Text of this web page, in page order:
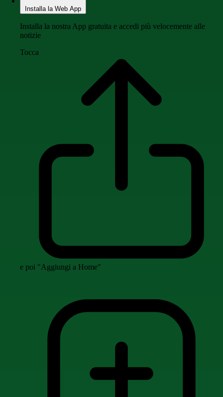
Installa la Web App
Installa la nostra App gratuita e accedi più velocemente alle
notizie
Tocca
e poi "Aggiungi a Home"